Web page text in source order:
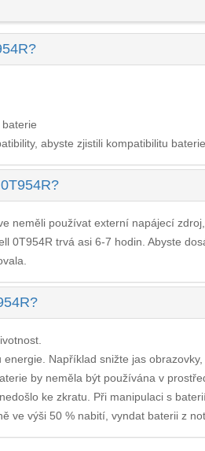
abyste zjistili kompatibilitu
neměli používat externí napájecí
0T954R trvá asi 6-7 hodin. Abyste
Například snižte jas
by neměla být používána v
ke zkratu. Při manipulaci s
ve výši 50 % nabití, vyndat baterii z